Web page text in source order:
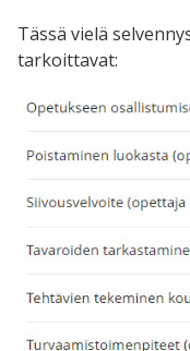
Tässä vielä
tarkoittavat: